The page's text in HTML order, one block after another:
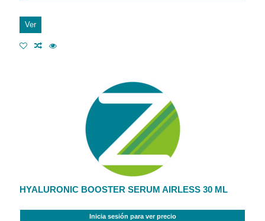
Ver
HYALURONIC BOOSTER SERUM AIRLESS 30 ML
Inicia sesión para ver precio